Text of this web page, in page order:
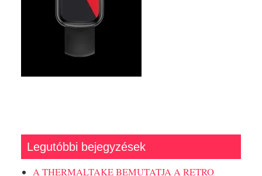
Legutóbbi bejegyzések
A THERMALTAKE BEMUTATJA A RETRO